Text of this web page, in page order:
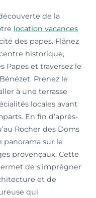
de la
location vacances
des papes. Flânez
historique,
Papes et traversez le
Prenez le
à une terrasse
locales avant
En fin d’après-
Rocher des Doms
panorama sur le
provençaux. Cette
de s’imprégner
et de
qui